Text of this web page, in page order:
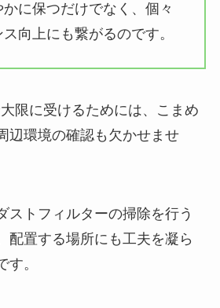
に保つだけでなく、個々
向上にも繋がるのです。
限に受けるためには、こまめ
辺環境の確認も欠かせませ
ストフィルターの掃除を行う
配置する場所にも工夫を凝ら
。